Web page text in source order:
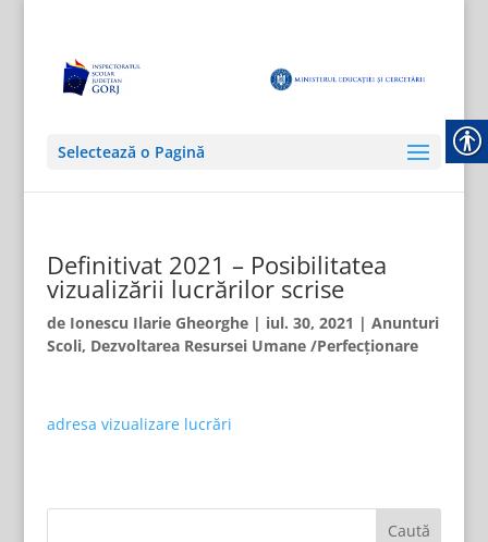
Selectează o Pagină
Definitivat 2021 – Posibilitatea
vizualizării lucrărilor scrise
de Ionescu Ilarie Gheorghe| iul. 30, 2021 | Anunturi
Scoli, Dezvoltarea Resursei Umane /Perfecționare
adresa vizualizare lucrări